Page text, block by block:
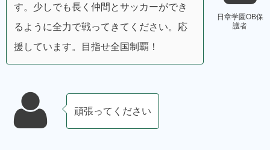
日章学園OB保
護者
す。少しでも長く仲間とサッカーができ
るように全力で戦ってきてください。応
援しています。目指せ全国制覇！
頑張ってください